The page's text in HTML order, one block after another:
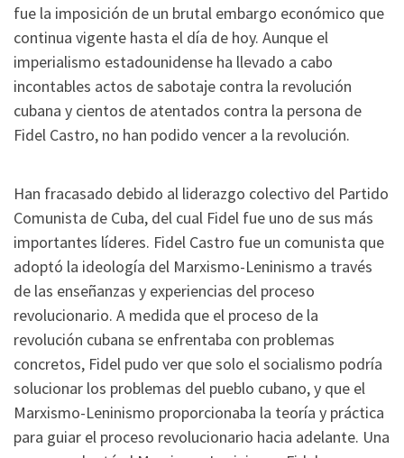
fue la imposición de un brutal embargo económico que
continua vigente hasta el día de hoy. Aunque el
imperialismo estadounidense ha llevado a cabo
incontables actos de sabotaje contra la revolución
cubana y cientos de atentados contra la persona de
Fidel Castro, no han podido vencer a la revolución.
Han fracasado debido al liderazgo colectivo del Partido
Comunista de Cuba, del cual Fidel fue uno de sus más
importantes líderes. Fidel Castro fue un comunista que
adoptó la ideología del Marxismo-Leninismo a través
de las enseñanzas y experiencias del proceso
revolucionario. A medida que el proceso de la
revolución cubana se enfrentaba con problemas
concretos, Fidel pudo ver que solo el socialismo podría
solucionar los problemas del pueblo cubano, y que el
Marxismo-Leninismo proporcionaba la teoría y práctica
para guiar el proceso revolucionario hacia adelante. Una